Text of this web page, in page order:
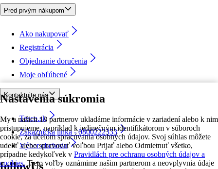
Nastavenia súkromia
My a našich 18 partnerov ukladáme informácie v zariadení alebo k nim
pristupujeme, napríklad k jedinečným identifikátorom v súboroch
cookie, za účelom spracúvania osobných údajov. Svoj súhlas môžete
udeliť alebo spravovať voľbou Prijať alebo Odmietnuť všetko,
prípadne kedykoľvek v Pravidlách pre ochranu osobných údajov a
cookies. Tieto voľby oznámime našim partnerom a neovplyvnia údaje
Pred prvým nákupom
Ako nakupovať
Registrácia
Objednanie doručenia
Moje obľúbené
Kontaktujte nás
Tesco.sk
Zákaznícka linka - 0800222333
Výber obchodu
followUs